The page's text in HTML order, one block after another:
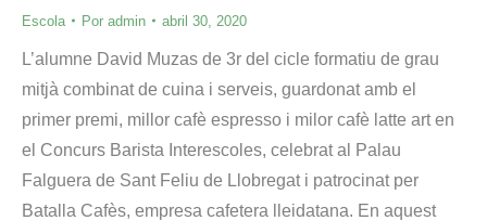
Escola Por admin abril 30, 2020
L’alumne David Muzas de 3r del cicle formatiu de grau
mitjà combinat de cuina i serveis, guardonat amb el
primer premi, millor cafè espresso i milor cafè latte art en
el Concurs Barista Interescoles, celebrat al Palau
Falguera de Sant Feliu de Llobregat i patrocinat per
Batalla Cafès, empresa cafetera lleidatana. En aquest